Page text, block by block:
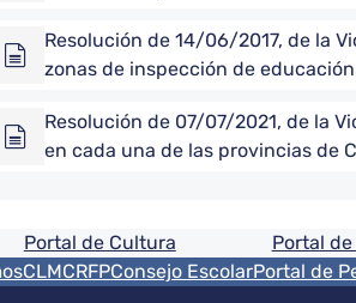
Resolución de 14/06/2017, de la
zonas de inspección de
Resolución de 07/07/2021, de la
en cada una de las provincias de
pagina información
Portal de Cultura Portal
del pie
CRFPConsejo EscolarPortal de